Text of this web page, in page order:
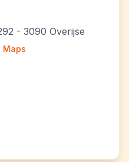
- 3090 Overijse
Maps